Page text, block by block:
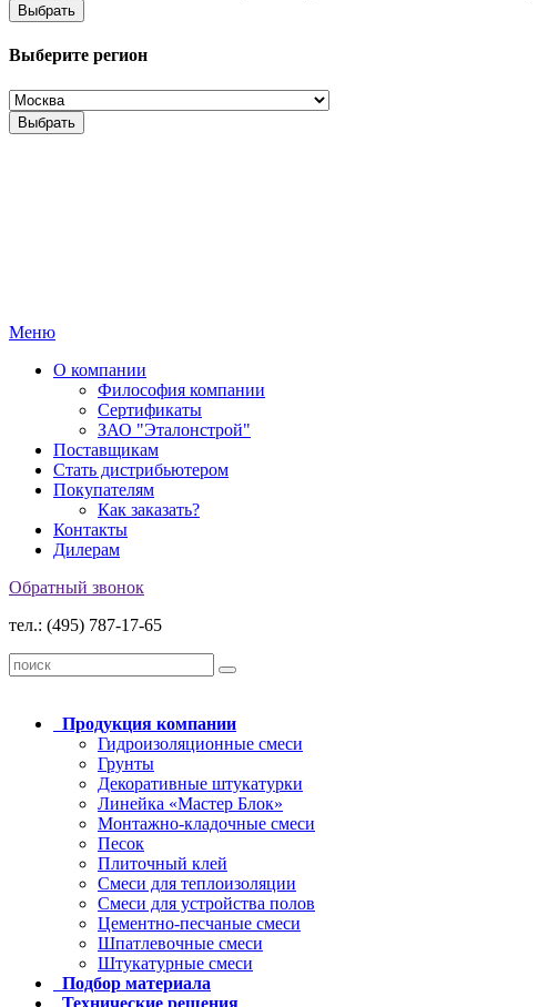
Выбрать
Выберите регион
Выбрать
Меню
О компании
Философия компании
Сертификаты
ЗАО "Эталонстрой"
Поставщикам
Стать дистрибьютером
Покупателям
Как заказать?
Контакты
Дилерам
Обратный звонок
тел.: (495) 787-17-65
Продукция компании
Гидроизоляционные смеси
Грунты
Декоративные штукатурки
Линейка «Мастер Блок»
Монтажно-кладочные смеси
Песок
Плиточный клей
Смеси для теплоизоляции
Смеси для устройства полов
Цементно-песчаные смеси
Шпатлевочные смеси
Штукатурные смеси
Подбор материала
Технические решения